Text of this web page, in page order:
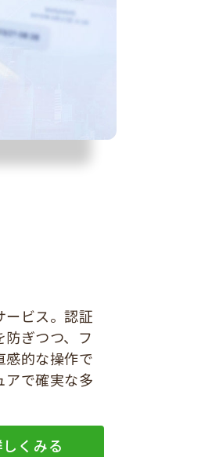
ービス。認証
ぎつつ、フ
感的な操作で
アで確実な多
くみる